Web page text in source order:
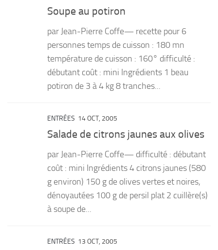
Soupe au potiron
par Jean-Pierre Coffe— recette pour 6
personnes temps de cuisson : 180 mn
température de cuisson : 160° difficulté :
débutant coût : mini Ingrédients 1 beau
potiron de 3 à 4 kg 8 tranches...
ENTRÉES 14 OCT, 2005
Salade de citrons jaunes aux olives
par Jean-Pierre Coffe— difficulté : débutant
coût : mini Ingrédients 4 citrons jaunes (580
g environ) 150 g de olives vertes et noires,
dénoyautées 100 g de persil plat 2 cuillère(s)
à soupe de...
ENTRÉES 13 OCT, 2005